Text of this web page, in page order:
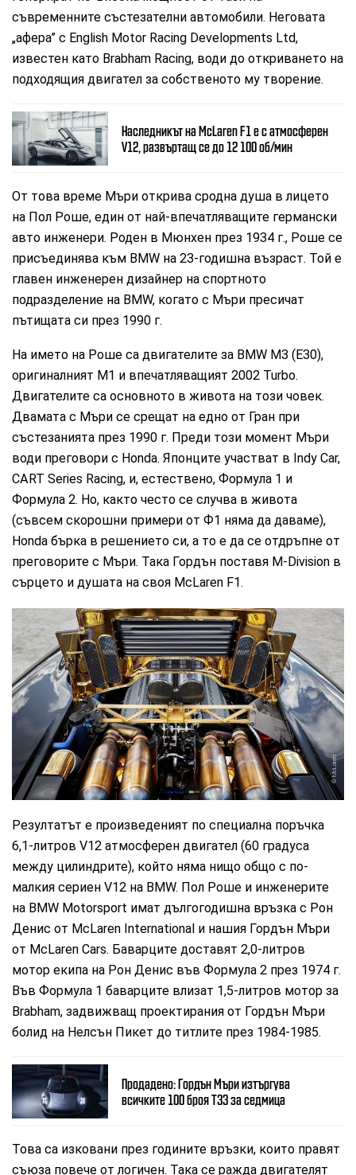
съвременните състезателни автомобили. Неговата
„афера” с English Motor Racing Developments Ltd,
известен като Brabham Racing, води до откриването на
подходящия двигател за собственото му творение.
Наследникът на McLaren F1 е с атмосферен
V12, развъртащ се до 12 100 об/мин
От това време Мъри открива сродна душа в лицето
на Пол Роше, един от най-впечатляващите германски
авто инженери. Роден в Мюнхен през 1934 г., Роше се
присъединява към BMW на 23-годишна възраст. Той е
главен инженерен дизайнер на спортното
подразделение на BMW, когато с Мъри пресичат
пътищата си през 1990 г.
На името на Роше са двигателите за BMW M3 (Е30),
оригиналният М1 и впечатляващият 2002 Turbo.
Двигателите са основното в живота на този човек.
Двамата с Мъри се срещат на едно от Гран при
състезанията през 1990 г. Преди този момент Мъри
води преговори с Honda. Японците участват в Indy Car,
CART Series Racing, и, естествено, Формула 1 и
Формула 2. Но, както често се случва в живота
(съвсем скорошни примери от Ф1 няма да даваме),
Honda бърка в решението си, а то е да се отдръпне от
преговорите с Мъри. Така Гордън поставя M-Division в
сърцето и душата на своя McLaren F1.
McLaren
Резултатът е произведеният по специална поръчка
6,1-литров V12 атмосферен двигател (60 градуса
между цилиндрите), който няма нищо общо с по-
малкия сериен V12 на BMW. Пол Роше и инженерите
на BMW Motorsport имат дългогодишна връзка с Рон
Денис от McLaren International и нашия Гордън Мъри
от McLaren Cars. Баварците доставят 2,0-литров
мотор екипа на Рон Денис във Формула 2 през 1974 г.
Във Формула 1 баварците влизат 1,5-литров мотор за
Brabham, задвижващ проектирания от Гордън Мъри
болид на Нелсън Пикет до титлите през 1984-1985.
Продадено: Гордън Мъри изтъргува
всичките 100 броя T33 за седмица
Това са изковани през годините връзки, които правят
съюза повече от логичен. Така се ражда двигателят